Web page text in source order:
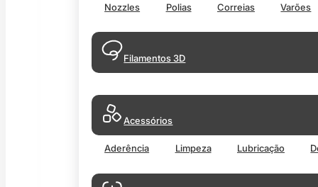
Nozzles Polias Correias Varões
Filamentos 3D
Acessórios
Aderência Limpeza Lubricação